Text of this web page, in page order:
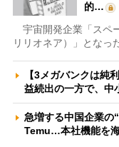
的…
宇宙開発企業「スペ
リリオネア）」とな
【3メガバンクは純
益続出の一方で、
急増する中国企業の
Temu…本社機能を